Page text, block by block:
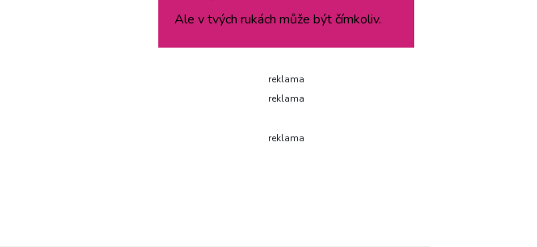
Ale v tvých rukách může být čímkoliv.
reklama
reklama
reklama